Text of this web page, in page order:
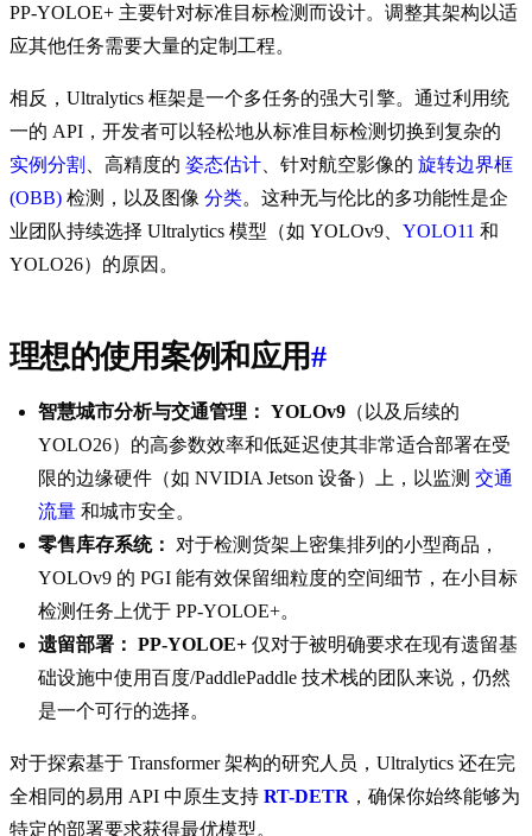
PP-YOLOE+ 主要针对标准目标检测而设计。调整其架构以适
应其他任务需要大量的定制工程。
相反，Ultralytics 框架是一个多任务的强大引擎。通过利用统
一的 API，开发者可以轻松地从标准目标检测切换到复杂的
实例分割
、高精度的 姿态估计 、针对航空影像的 旋转边界框
(OBB) 检测，以及图像 分类。这种无与伦比的多功能性是企
业团队持续选择 Ultralytics 模型（如 YOLOv9、 YOLO11 和
YOLO26）的原因。
理想的使用案例和应用#
智慧城市分析与交通管理： YOLOv9 （以及后续的
YOLO26）的高参数效率和低延迟使其非常适合部署在受
限的边缘硬件（如 NVIDIA Jetson 设备）上，以监测 交通
流量 和城市安全。
零售库存系统：
对于检测货架上密集排列的小型商品，
YOLOv9 的 PGI 能有效保留细粒度的空间细节，在小目标
检测任务上优于 PP-YOLOE+。
遗留部署： PP-YOLOE+ 仅对于被明确要求在现有遗留基
础设施中使用百度/PaddlePaddle 技术栈的团队来说，仍然
是一个可行的选择。
对于探索基于 Transformer 架构的研究人员，Ultralytics 还在完
全相同的易用 API 中原生支持 RT-DETR ，确保你始终能够为
特定的部署要求获得最优模型。